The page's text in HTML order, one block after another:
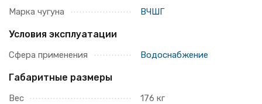
Марка чугуна ВЧШГ
Условия эксплуатации
Сфера применения Водоснабжение
Габаритные размеры
Вес
176 кг